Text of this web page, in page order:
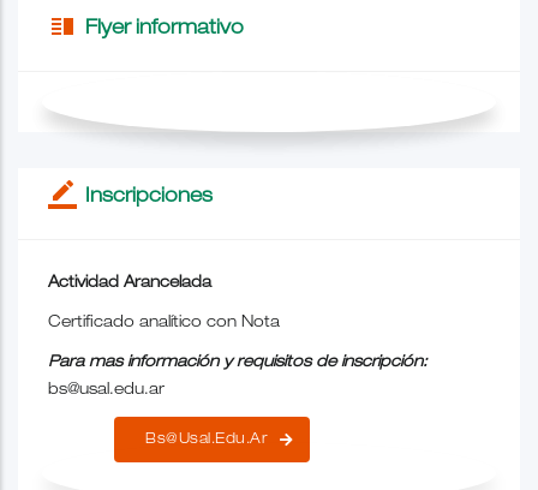
vertical_split Flyer informativo
border_color Inscripciones
Actividad Arancelada
Certificado analítico con Nota
Para mas información y requisitos de inscripción:
bs@usal.edu.ar
Bs@usal.edu.ar